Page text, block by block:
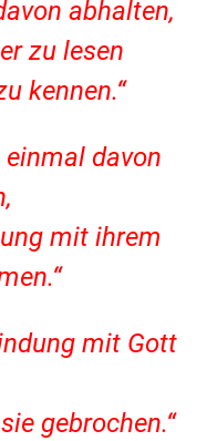
abhalten,
zu lesen
kennen.“
davon
mit ihrem
mit Gott
gebrochen.“